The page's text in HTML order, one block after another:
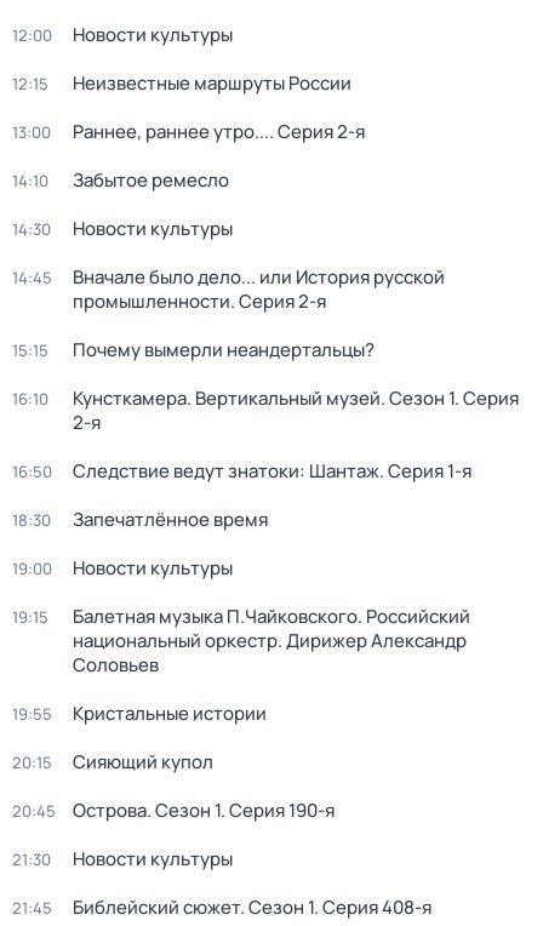
12:00 Новости культуры
12:15 Неизвестные маршруты России
13:00 Раннее, раннее утро.... Серия 2-я
14:10 Забытое ремесло
14:30 Новости культуры
14:45
Вначале было дело... или История русской
промышленности. Серия 2-я
15:15 Почему вымерли неандертальцы?
16:10 Кунсткамера. Вертикальный музей. Сезон 1. Серия
2-я
16:50 Следствие ведут знатоки: Шантаж. Серия 1-я
18:30 Запечатлённое время
19:00 Новости культуры
19:15
Балетная музыка П.Чайковского. Российский
национальный оркестр. Дирижер Александр
Соловьев
19:55 Кристальные истории
20:15 Сияющий купол
20:45 Острова. Сезон 1. Серия 190-я
21:30 Новости культуры
21:45 Библейский сюжет. Сезон 1. Серия 408-я